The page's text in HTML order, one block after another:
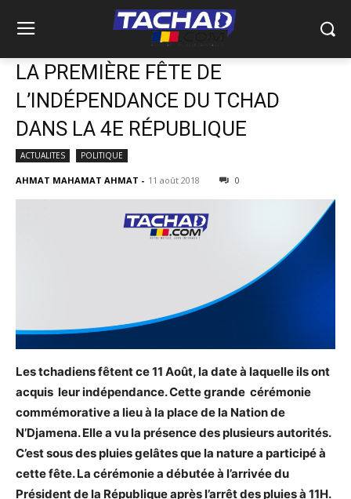
LA PREMIÈRE FÊTE DE
L’INDÉPENDANCE DU TCHAD
DANS LA 4E RÉPUBLIQUE
ACTUALITES POLITIQUE
AHMAT MAHAMAT AHMAT - 11 août 2018 0
Les tchadiens fêtent ce 11 Août, la date à laquelle ils ont
acquis leur indépendance. Cette grande cérémonie
commémorative a lieu à la place de la Nation de
N’Djamena. Elle a vu la présence des plusieurs autorités.
C’est sous des pluies gelâtes que la nature a participé à
cette fête. La cérémonie a débutée à l’arrivée du
Président de la République après l’arrêt des pluies à 11H.